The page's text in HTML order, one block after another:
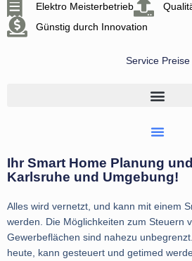
Elektro Meisterbetrieb
Günstig durch Innovation
Service Preise
Ihr Smart Home Planung
Karlsruhe und Umgebung!
Alles wird vernetzt, und kann mit einem
werden. Die Möglichkeiten zum Steuern
Gewerbeflächen sind nahezu
heute, kann gesteuert und getimed